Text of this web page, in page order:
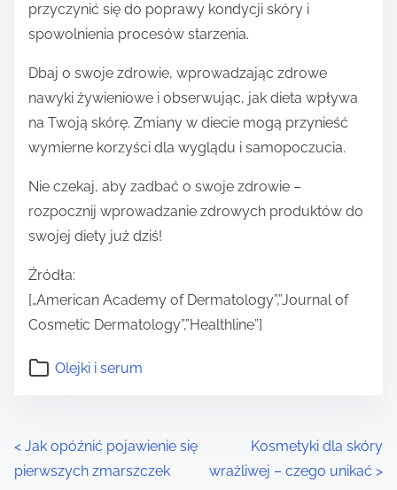
przyczynić się do poprawy kondycji skóry i
spowolnienia procesów starzenia.
Dbaj o swoje zdrowie, wprowadzając zdrowe
nawyki żywieniowe i obserwując, jak dieta wpływa
na Twoją skórę. Zmiany w diecie mogą przynieść
wymierne korzyści dla wyglądu i samopoczucia.
Nie czekaj, aby zadbać o swoje zdrowie –
rozpocznij wprowadzanie zdrowych produktów do
swojej diety już dziś!
Źródła:
[„American Academy of Dermatology”,”Journal of
Cosmetic Dermatology”,”Healthline”]
Olejki i serum
P
< Jak opóźnić pojawienie się
pierwszych zmarszczek
Kosmetyki dla skóry
wrażliwej – czego unikać >